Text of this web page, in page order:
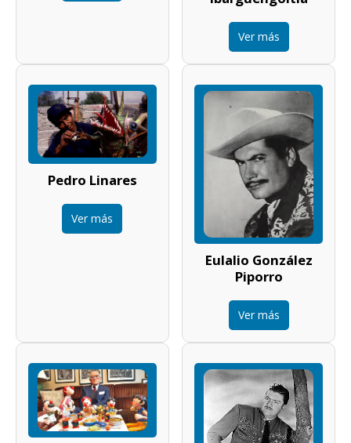
Ver más
Pedro Linares
Ver más
Eulalio González
Piporro
Ver más